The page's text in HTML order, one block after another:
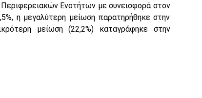
Ενοτήτων με συνεισφορά στον
η μεγαλύτερη μείωση παρατηρήθηκε στην
μείωση (22,2%) καταγράφηκε στην